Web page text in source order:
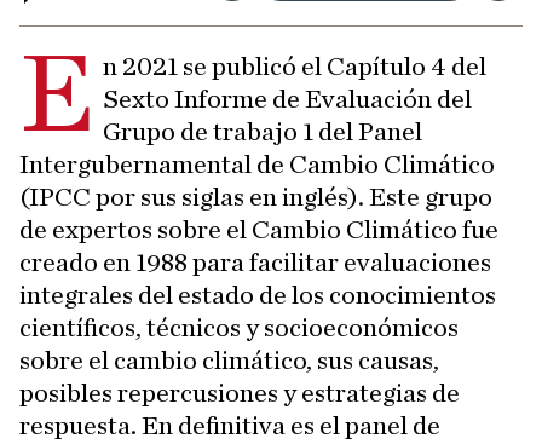
E n 2021 se publicó el Capítulo 4 del
Sexto Informe de Evaluación del
Grupo de trabajo 1 del Panel
Intergubernamental de Cambio Climático
(IPCC por sus siglas en inglés). Este grupo
de expertos sobre el Cambio Climático fue
creado en 1988 para facilitar evaluaciones
integrales del estado de los conocimientos
científicos, técnicos y socioeconómicos
sobre el cambio climático, sus causas,
posibles repercusiones y estrategias de
respuesta. En definitiva es el panel de